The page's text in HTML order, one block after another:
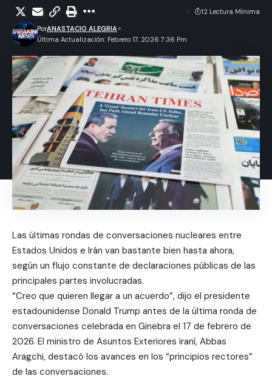
Última Actualización: Febrero 17, 2026 7:36 Pm
PorANASTACIO ALEGRIA
12 Lectura Mínima
Las últimas rondas de conversaciones nucleares entre
Estados Unidos e Irán van bastante bien hasta ahora,
según un flujo constante de declaraciones públicas de las
principales partes involucradas.
“Creo que quieren llegar a un acuerdo”, dijo el presidente
estadounidense Donald Trump antes de la última ronda de
conversaciones celebrada en Ginebra el 17 de febrero de
2026. El ministro de Asuntos Exteriores iraní, Abbas
Aragchi, destacó los avances en los “principios rectores”
de las conversaciones.